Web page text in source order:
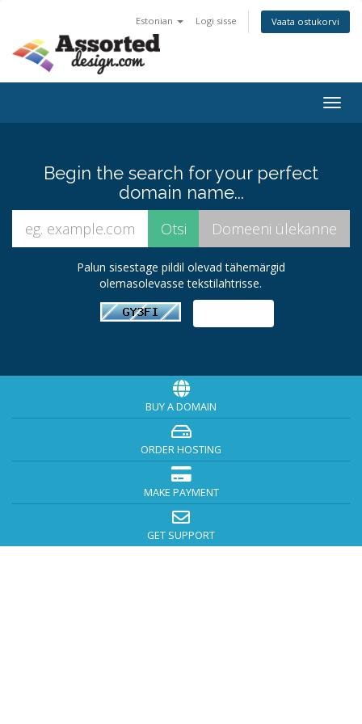
Estonian Logi sisse Vaata ostukorvi
Begin the search for your perfect
domain name...
Palun sisestage pildil olevad tähemärgid
olemasolevasse tekstilahtrisse.
BUY A DOMAIN
ORDER HOSTING
MAKE PAYMENT
GET SUPPORT